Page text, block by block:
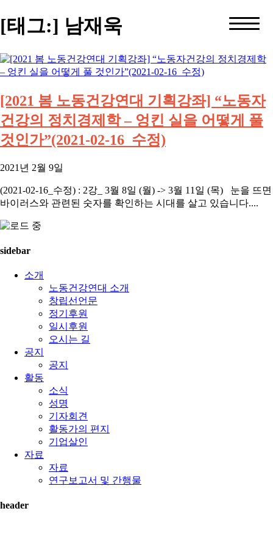
[태그:] 남재욱
[2021 봄 노동건강연대 기획강좌] “노동자
건강의 정치경제학 – 엉킨 실을 어떻게 풀
것인가”(2021-02-16_수정)
2021년 2월 9일
(2021-02-16_수정) : 2강_ 3월 8일 (월) -> 3월 11일 (목) 눈을 뜨면
바이러스와 관련된 숫자를 확인하는 시대를 살고 있습니다....
sidebar
소개
노동건강연대 소개
창립선언문
정기후원
일시후원
오시는 길
공지
공지
활동
소식
성명
기자회견
활동가의 편지
기업살인
자료
자료
연구보고서 및 간행물
header